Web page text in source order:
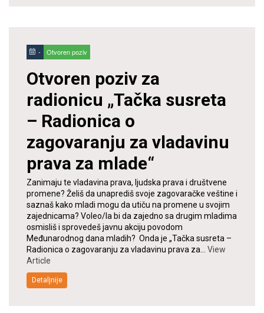
- Otvoren poziv
Otvoren poziv za
radionicu „Tačka susreta
– Radionica o
zagovaranju za vladavinu
prava za mlade“
Zanimaju te vladavina prava, ljudska prava i društvene
promene? Želiš da unaprediš svoje zagovaračke veštine i
saznaš kako mladi mogu da utiču na promene u svojim
zajednicama? Voleo/la bi da zajedno sa drugim mladima
osmisliš i sprovedeš javnu akciju povodom
Međunarodnog dana mladih? Onda je „Tačka susreta –
Radionica o zagovaranju za vladavinu prava za… View
Article
Detaljnije